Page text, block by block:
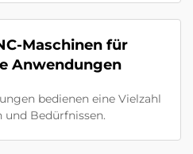
Maschinen für
Anwendungen
bedienen eine Vielzahl
und Bedürfnissen.